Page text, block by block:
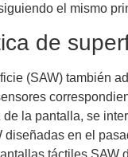
el mismo
de
(SAW) también
la pantalla, se
en el